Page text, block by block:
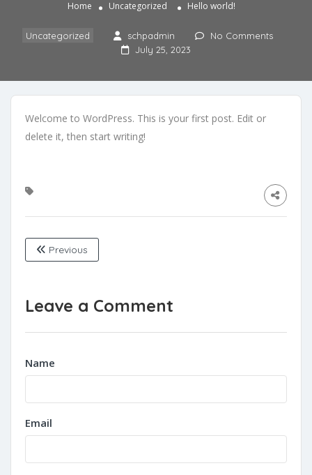
Home Uncategorized Hello world!
Uncategorized schpadmin
No Comments
July 25, 2023
Welcome to WordPress. This is your first post. Edit or
delete it, then start writing!
Previous
Leave a Comment
Name
Email